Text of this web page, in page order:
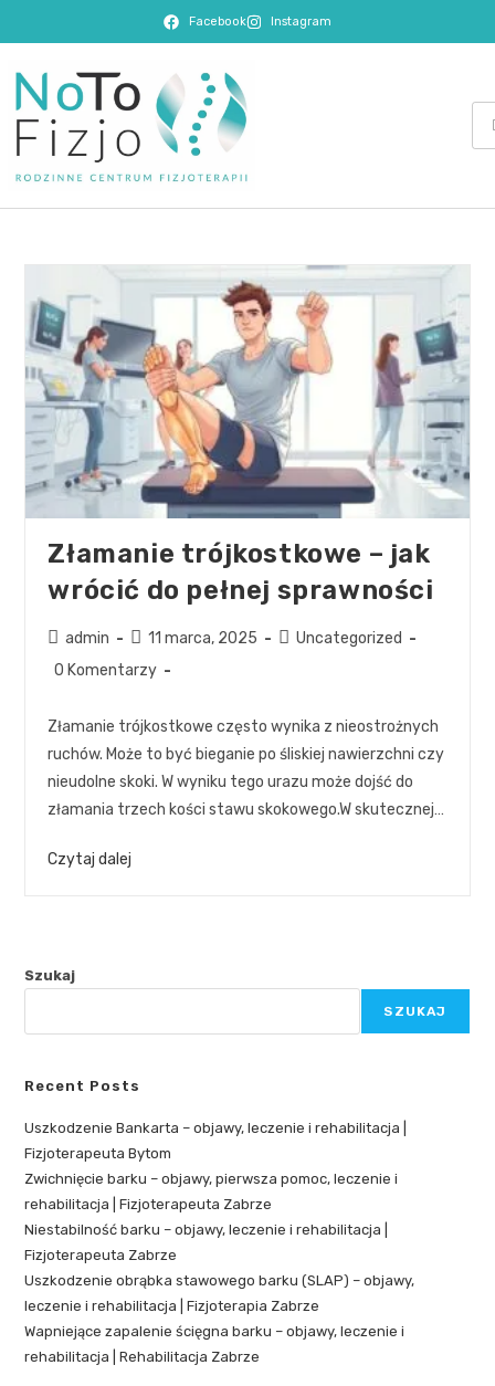
Facebook Instagram
Złamanie trójkostkowe – jak
wrócić do pełnej sprawności
admin 11 marca, 2025
Uncategorized
0 Komentarzy
Złamanie trójkostkowe często wynika z nieostrożnych
ruchów. Może to być bieganie po śliskiej nawierzchni czy
nieudolne skoki. W wyniku tego urazu może dojść do
złamania trzech kości stawu skokowego.W skutecznej…
Czytaj dalej
Szukaj
SZUKAJ
Recent Posts
Uszkodzenie Bankarta – objawy, leczenie i rehabilitacja |
Fizjoterapeuta Bytom
Zwichnięcie barku – objawy, pierwsza pomoc, leczenie i
rehabilitacja | Fizjoterapeuta Zabrze
Niestabilność barku – objawy, leczenie i rehabilitacja |
Fizjoterapeuta Zabrze
Uszkodzenie obrąbka stawowego barku (SLAP) – objawy,
leczenie i rehabilitacja | Fizjoterapia Zabrze
Wapniejące zapalenie ścięgna barku – objawy, leczenie i
rehabilitacja | Rehabilitacja Zabrze